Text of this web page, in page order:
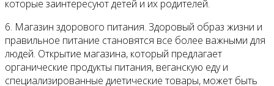
которые заинтересуют детей и их родителей.
6. Магазин здорового питания. Здоровый образ жизни и
правильное питание становятся все более важными для
людей. Открытие магазина, который предлагает
органические продукты питания, веганскую еду и
специализированные диетические товары, может быть